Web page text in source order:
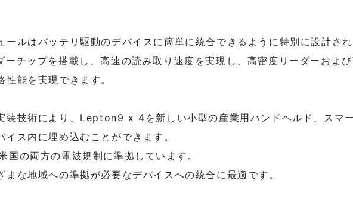
ルはバッテリ駆動のデバイスに簡単に統合できるように特別に設計され
チップを搭載し、高速の読み取り速度を実現し、高密度リーダーおよ
能を実現できます。
装技術により、Lepton9 x 4を新しい小型の産業用ハンドヘルド、スマ
ス内に埋め込むことができます。
の両方の電波規制に準拠しています。
な地域への準拠が必要なデバイスへの統合に最適です。